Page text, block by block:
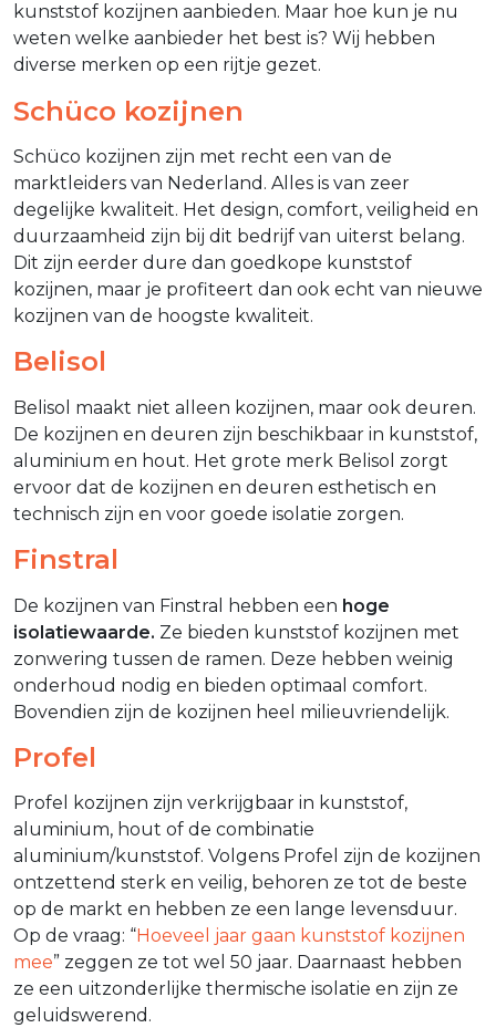
kunststof kozijnen aanbieden. Maar hoe kun je nu
weten welke aanbieder het best is? Wij hebben
diverse merken op een rijtje gezet.
Schüco kozijnen
Schüco kozijnen zijn met recht een van de
marktleiders van Nederland. Alles is van zeer
degelijke kwaliteit. Het design, comfort, veiligheid en
duurzaamheid zijn bij dit bedrijf van uiterst belang.
Dit zijn eerder dure dan goedkope kunststof
kozijnen, maar je profiteert dan ook echt van nieuwe
kozijnen van de hoogste kwaliteit.
Belisol
Belisol maakt niet alleen kozijnen, maar ook deuren.
De kozijnen en deuren zijn beschikbaar in kunststof,
aluminium en hout. Het grote merk Belisol zorgt
ervoor dat de kozijnen en deuren esthetisch en
technisch zijn en voor goede isolatie zorgen.
Finstral
De kozijnen van Finstral hebben een hoge
isolatiewaarde. Ze bieden kunststof kozijnen met
zonwering tussen de ramen. Deze hebben weinig
onderhoud nodig en bieden optimaal comfort.
Bovendien zijn de kozijnen heel milieuvriendelijk.
Profel
Profel kozijnen zijn verkrijgbaar in kunststof,
aluminium, hout of de combinatie
aluminium/kunststof. Volgens Profel zijn de kozijnen
ontzettend sterk en veilig, behoren ze tot de beste
op de markt en hebben ze een lange levensduur.
Op de vraag: “Hoeveel jaar gaan kunststof kozijnen
mee” zeggen ze tot wel 50 jaar. Daarnaast hebben
ze een uitzonderlijke thermische isolatie en zijn ze
geluidswerend.